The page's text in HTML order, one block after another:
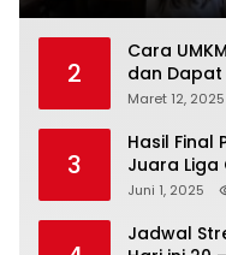
2
Cara
dan Dapat
Maret 12, 2025
3
Hasil Final
Juara Liga
Nerazzurri
Juni 1, 2025
Jadwal